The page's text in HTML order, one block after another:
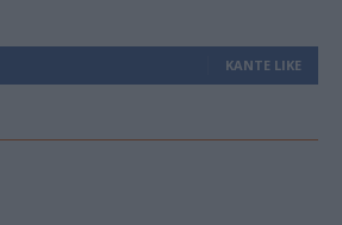
ΚΆΝΤΕ LIKE